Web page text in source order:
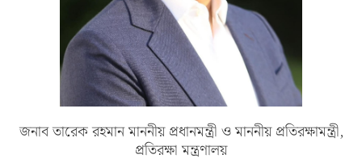
জনাব তারেক রহমান মাননীয় প্রধানমন্ত্রী ও মাননীয় প্রতিরক্ষামন্ত্রী,
প্রতিরক্ষা মন্ত্রণালয়